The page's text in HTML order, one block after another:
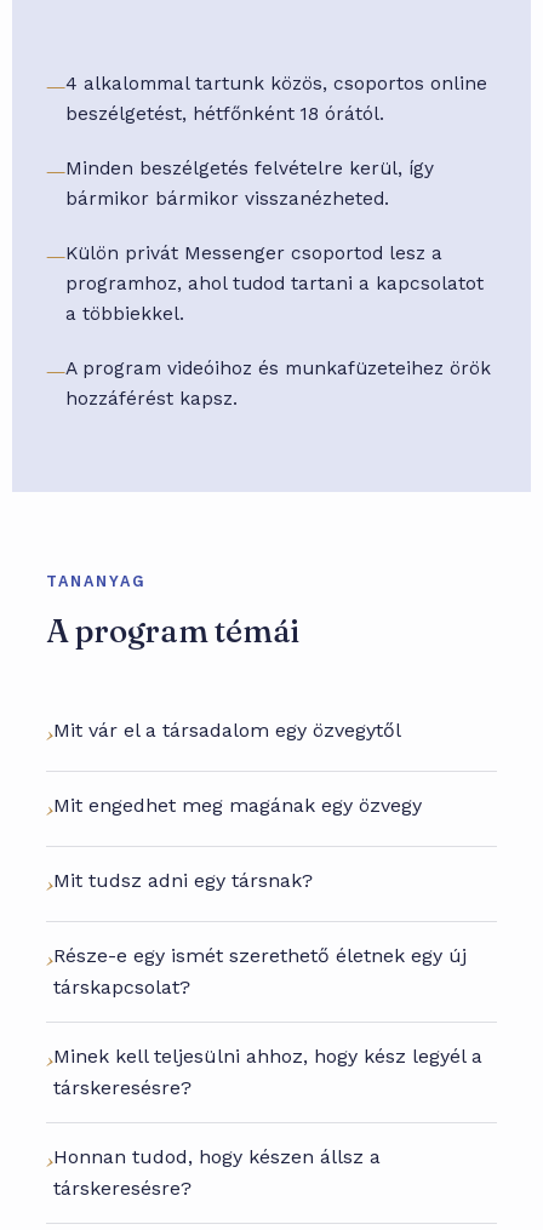
—4 alkalommal tartunk közös, csoportos online
beszélgetést, hétfőnként 18 órától.
—Minden beszélgetés felvételre kerül, így
bármikor bármikor visszanézheted.
—Külön privát Messenger csoportod lesz a
programhoz, ahol tudod tartani a kapcsolatot
a többiekkel.
—A program videóihoz és munkafüzeteihez örök
hozzáférést kapsz.
TANANYAG
A program témái
Mit vár el a társadalom egy özvegytől
Mit engedhet meg magának egy özvegy
Mit tudsz adni egy társnak?
Része-e egy ismét szerethető életnek egy új
társkapcsolat?
Minek kell teljesülni ahhoz, hogy kész legyél a
társkeresésre?
Honnan tudod, hogy készen állsz a
társkeresésre?